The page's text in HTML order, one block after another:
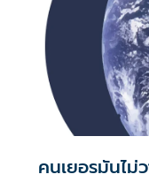
คนเยอรมันไม่